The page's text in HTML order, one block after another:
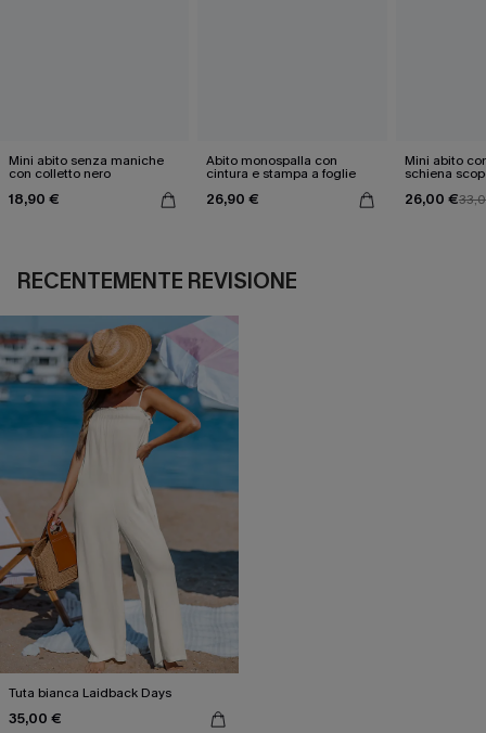
Mini abito senza maniche
con colletto nero
18,90 €
Abito monospalla con
cintura e stampa a foglie
26,90 €
Mini abito
schiena
26,00 €
RECENTEMENTE REVISIONE
Tuta bianca Laidback Days
35,00 €